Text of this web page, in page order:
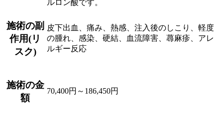
ルロン酸です。
施術の副
作用(リ
スク)
皮下出血、痛み、熱感、注入後のしこり、軽度
の腫れ、感染、硬結、血流障害、蕁麻疹、アレ
ルギー反応
施術の金
額
70,400円～186,450円